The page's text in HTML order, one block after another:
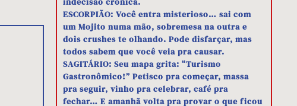
ESCORPIÃO: Você entra misterioso… sai com
um Mojito numa mão, sobremesa na outra e
dois crushes te olhando. Pode disfarçar, mas
todos sabem que você veia pra causar.
SAGITÁRIO: Seu mapa grita: “Turismo
Gastronômico!” Petisco pra começar, massa
pra seguir, vinho pra celebrar, café pra
fechar… E amanhã volta pra provar o que ficou